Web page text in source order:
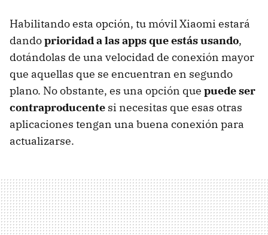
Habilitando esta opción, tu móvil Xiaomi estará
dandoprioridad a las apps que estás usando,
dotándolas de una velocidad de conexión mayor
que aquellas que se encuentran en segundo
plano. No obstante, es una opción que puede ser
contraproducente si necesitas que esas otras
aplicaciones tengan una buena conexión para
actualizarse.